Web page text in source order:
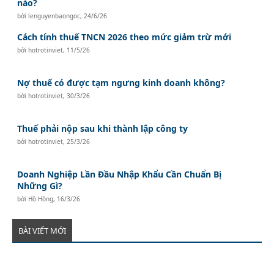
nào?
bởilenguyenbaongoc, 24/6/26
Cách tính thuế TNCN 2026 theo mức giảm trừ mới
bởihotrotinviet, 11/5/26
Nợ thuế có được tạm ngưng kinh doanh không?
bởihotrotinviet,30/3/26
Thuế phải nộp sau khi thành lập công ty
bởihotrotinviet, 25/3/26
Doanh Nghiệp Lần Đầu Nhập Khẩu Cần Chuẩn Bị
Những Gì?
bởi Hồ Hồng, 16/3/26
BÀI VIẾT MỚI